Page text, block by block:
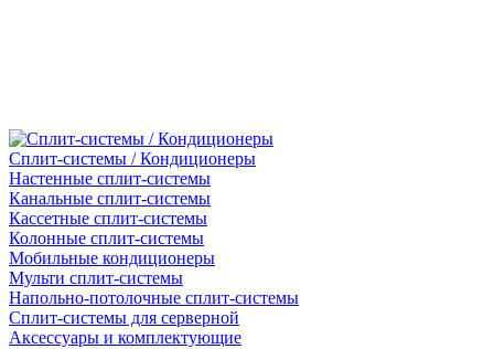
Сплит-системы / Кондиционеры
Настенные сплит-системы
Канальные сплит-системы
Кассетные сплит-системы
Колонные сплит-системы
Мобильные кондиционеры
Мульти сплит-системы
Напольно-потолочные сплит-системы
Сплит-системы для серверной
Аксессуары и комплектующие